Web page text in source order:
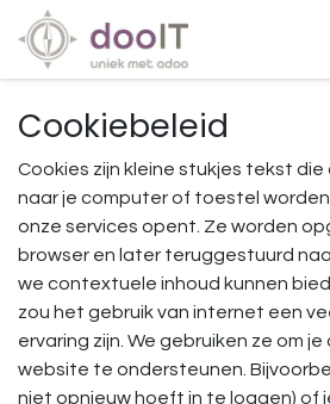
Overslaan naar inhoud
Cookiebeleid
Cookies zijn kleine stukjes tekst die
naar je computer of toestel
onze services opent. Ze worden
browser en later teruggestuurd
we contextuele inhoud kunnen
zou het gebruik van internet een
ervaring zijn. We gebruiken ze om
website te ondersteunen.
niet opnieuw hoeft in te loggen) of